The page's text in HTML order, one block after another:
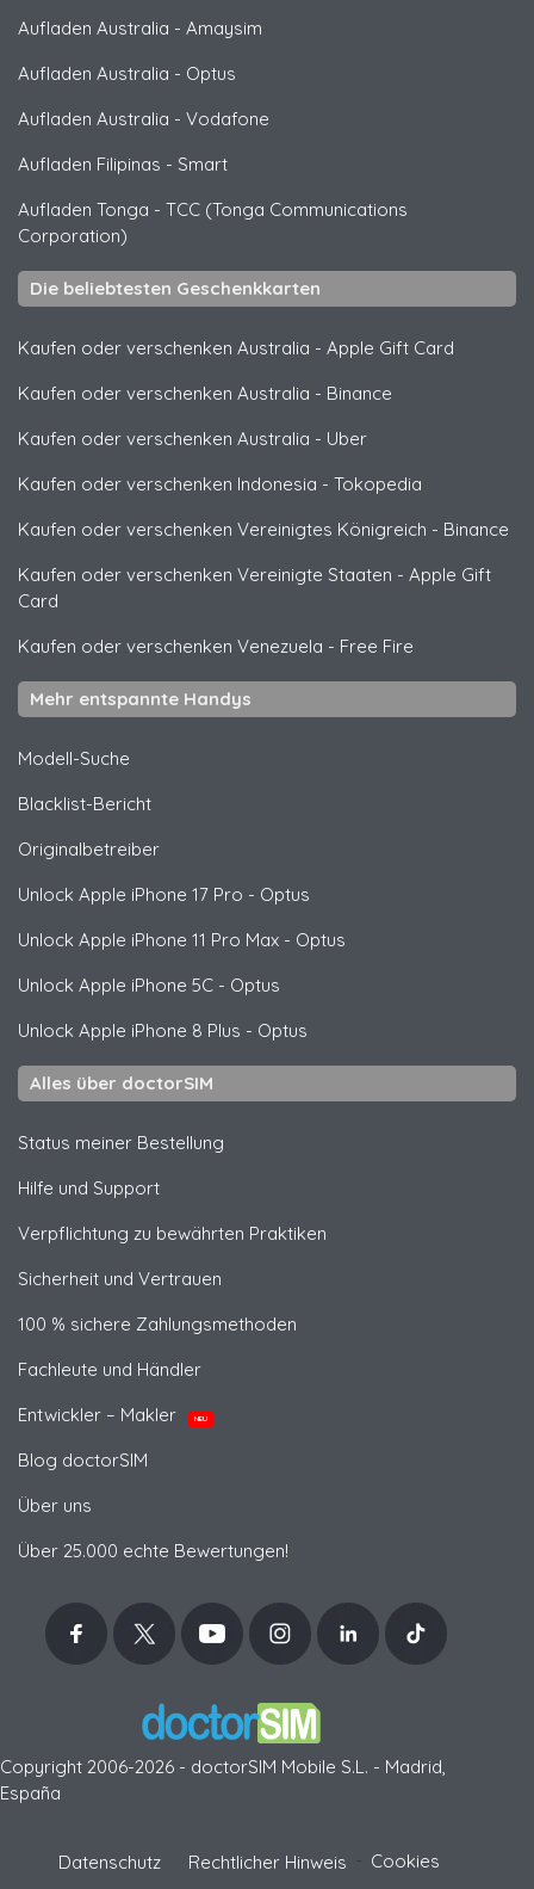
Aufladen Australia - Amaysim
Aufladen Australia - Optus
Aufladen Australia - Vodafone
Aufladen Filipinas - Smart
Aufladen Tonga - TCC (Tonga Communications
Corporation)
Die beliebtesten Geschenkkarten
Kaufen oder verschenken Australia - Apple Gift Card
Kaufen oder verschenken Australia - Binance
Kaufen oder verschenken Australia - Uber
Kaufen oder verschenken Indonesia - Tokopedia
Kaufen oder verschenken Vereinigtes Königreich - Binance
Kaufen oder verschenken Vereinigte Staaten - Apple Gift
Card
Kaufen oder verschenken Venezuela - Free Fire
Mehr entspannte Handys
Modell-Suche
Blacklist-Bericht
Originalbetreiber
Unlock Apple iPhone 17 Pro - Optus
Unlock Apple iPhone 11 Pro Max - Optus
Unlock Apple iPhone 5C - Optus
Unlock Apple iPhone 8 Plus - Optus
Alles über doctorSIM
Status meiner Bestellung
Hilfe und Support
Verpflichtung zu bewährten Praktiken
Sicherheit und Vertrauen
100 % sichere Zahlungsmethoden
Fachleute und Händler
Entwickler – Makler
NEU
Blog doctorSIM
Über uns
Über 25.000 echte Bewertungen!
Copyright 2006-2026 - doctorSIM Mobile S.L. - Madrid,
España
Datenschutz Rechtlicher Hinweis Cookies